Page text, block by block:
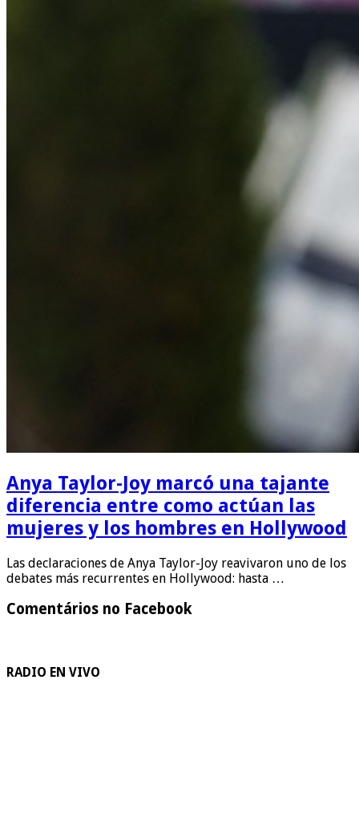
Anya Taylor-Joy marcó una tajante
diferencia entre como actúan las
mujeres y los hombres en Hollywood
Las declaraciones de Anya Taylor-Joy reavivaron uno de los
debates más recurrentes en Hollywood: hasta …
Comentários no Facebook
RADIO EN VIVO